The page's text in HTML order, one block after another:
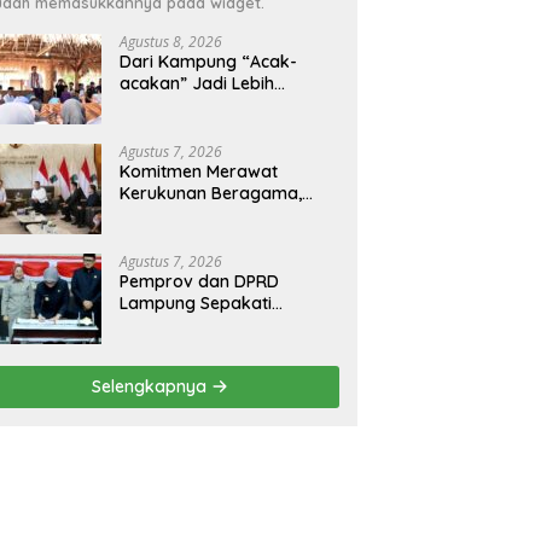
Agustus 8, 2026
Dari Kampung “Acak-
acakan” Jadi Lebih
Besar Desa Helau
Agustus 7, 2026
Komitmen Merawat
Kerukunan Beragama,
Penghargaan dari HKBP
Lampung
Agustus 7, 2026
Pemprov dan DPRD
Lampung Sepakati
Selengkapnya